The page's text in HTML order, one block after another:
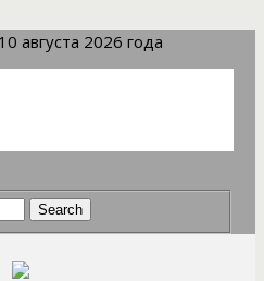
августа 2026 года